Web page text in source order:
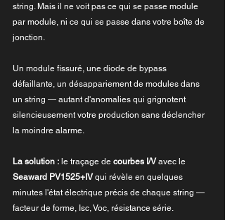
string. Mais il ne voit pas ce qui se passe module
par module, ni ce qui se passe dans votre boîte de
jonction.
Un module fissuré, une diode de bypass
défaillante, un désappariement de modules dans
un string — autant d'anomalies qui grignotent
silencieusement votre production sans déclencher
la moindre alarme.
La solution : le traçage de courbes I/V avec le
Seaward PV1525+IV qui révèle en quelques
minutes l'état électrique précis de chaque string —
facteur de forme, Isc, Voc, résistance série.